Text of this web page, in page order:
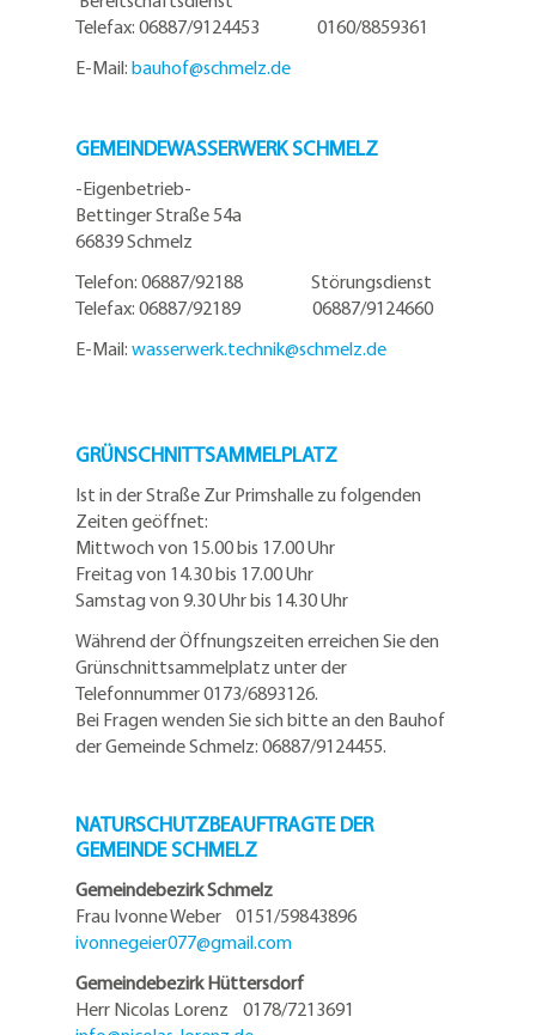
Telefax: 06887/9124453 0160/8859361
E-Mail: bauhof@schmelz.de
GEMEINDEWASSERWERK SCHMELZ
-Eigenbetrieb-
Bettinger Straße 54a
66839 Schmelz
Telefon: 06887/92188 Störungsdienst
Telefax: 06887/92189 06887/9124660
E-Mail: wasserwerk.technik@schmelz.de
GRÜNSCHNITTSAMMELPLATZ
Ist in der Straße Zur Primshalle zu folgenden
Zeiten geöffnet:
Mittwoch von 15.00 bis 17.00 Uhr
Freitag von 14.30 bis 17.00 Uhr
Samstag von 9.30 Uhr bis 14.30 Uhr
Während der Öffnungszeiten erreichen Sie den
Grünschnittsammelplatz unter der
Telefonnummer 0173/6893126.
Bei Fragen wenden Sie sich bitte an den Bauhof
der Gemeinde Schmelz: 06887/9124455.
NATURSCHUTZBEAUFTRAGTE DER
GEMEINDE SCHMELZ
Gemeindebezirk Schmelz
Frau Ivonne Weber 0151/59843896
ivonnegeier077@gmail.com
Gemeindebezirk Hüttersdorf
Herr Nicolas Lorenz 0178/7213691